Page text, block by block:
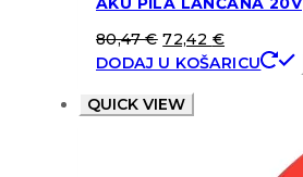
80,47€ 72,42 €
DODAJ U KOŠARICU
QUICK VIEW